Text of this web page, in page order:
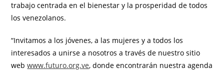
trabajo centrada en el bienestar y la prosperidad de todos
los venezolanos.
“Invitamos a los jóvenes, a las mujeres y a todos los
interesados a unirse a nosotros a través de nuestro sitio
webwww.futuro.org.ve, donde encontrarán nuestra agenda